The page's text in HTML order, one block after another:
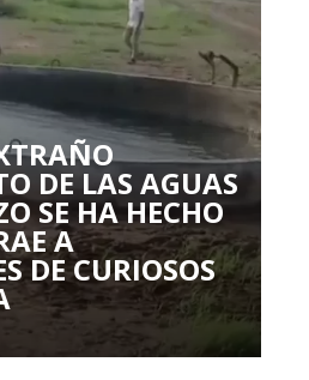
DE LAS AGUAS
SE HA HECHO
A
DE CURIOSOS